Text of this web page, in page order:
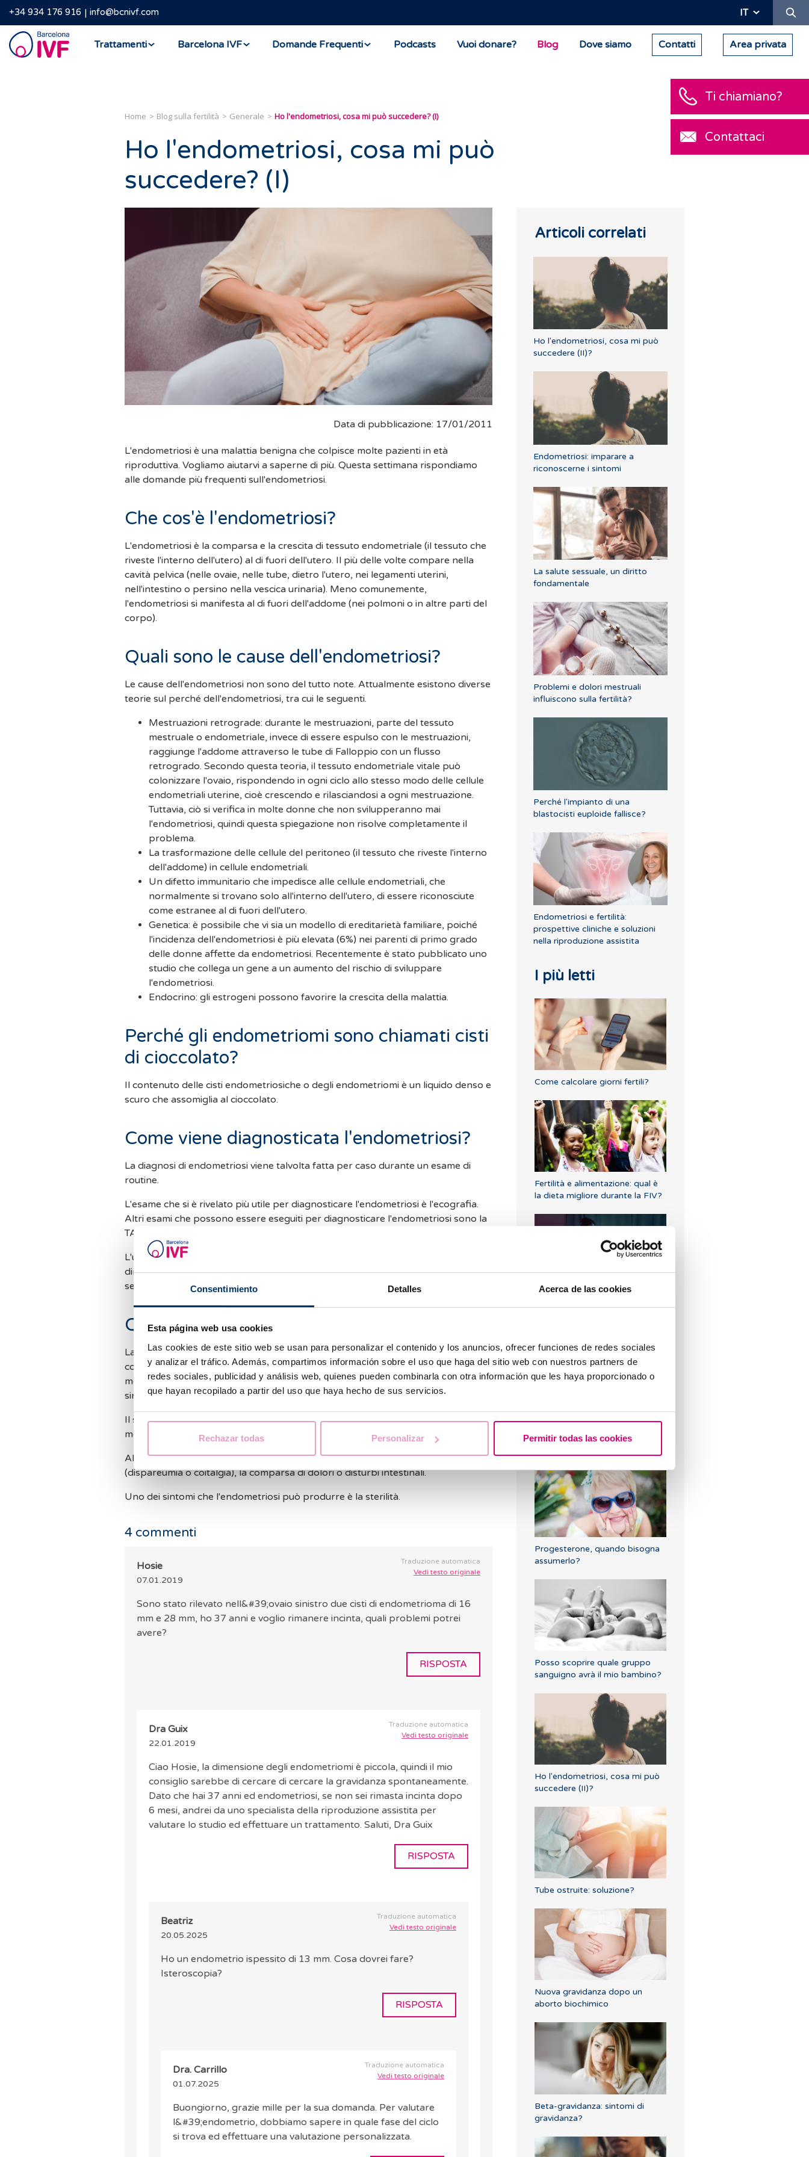
Consentimiento Detalles Acerca de las cookies
Esta página web usa cookies
Las cookies de este sitio web se usan para personalizar el contenido y los anuncios, ofrecer funciones de redes sociales
y analizar el tráfico. Además, compartimos información sobre el uso que haga del sitio web con nuestros partners de
redes sociales, publicidad y análisis web, quienes pueden combinarla con otra información que les haya proporcionado o
que hayan recopilado a partir del uso que haya hecho de sus servicios.
Rechazar todas Personalizar Permitir todas las cookies
+34 934 176 916 info@bcnivf.com IT
Barcelona
IVF
Trattamenti Barcelona IVF Domande Frequenti Podcasts Vuoi donare? Blog Dove siamo Contatti Area privata
Home Blog sulla fertilità Generale Ho l'endometriosi, cosa mi può succedere? (I)
Ho l'endometriosi, cosa mi può
succedere? (I)
Data di pubblicazione: 17/01/2011
L'endometriosi è una malattia benigna che colpisce molte pazienti in età
riproduttiva. Vogliamo aiutarvi a saperne di più. Questa settimana rispondiamo
alle domande più frequenti sull'endometriosi.
Che cos'è l'endometriosi?
L'endometriosi è la comparsa e la crescita di tessuto endometriale (il tessuto che
riveste l'interno dell'utero) al di fuori dell'utero. Il più delle volte compare nella
cavità pelvica (nelle ovaie, nelle tube, dietro l'utero, nei legamenti uterini,
nell'intestino o persino nella vescica urinaria). Meno comunemente,
l'endometriosi si manifesta al di fuori dell'addome (nei polmoni o in altre parti del
corpo).
Quali sono le cause dell'endometriosi?
Le cause dell'endometriosi non sono del tutto note. Attualmente esistono diverse
teorie sul perché dell'endometriosi, tra cui le seguenti.
Mestruazioni retrograde: durante le mestruazioni, parte del tessuto
mestruale o endometriale, invece di essere espulso con le mestruazioni,
raggiunge l'addome attraverso le tube di Falloppio con un flusso
retrogrado. Secondo questa teoria, il tessuto endometriale vitale può
colonizzare l'ovaio, rispondendo in ogni ciclo allo stesso modo delle cellule
endometriali uterine, cioè crescendo e rilasciandosi a ogni mestruazione.
Tuttavia, ciò si verifica in molte donne che non svilupperanno mai
l'endometriosi, quindi questa spiegazione non risolve completamente il
problema.
La trasformazione delle cellule del peritoneo (il tessuto che riveste l'interno
dell'addome) in cellule endometriali.
Un difetto immunitario che impedisce alle cellule endometriali, che
normalmente si trovano solo all'interno dell'utero, di essere riconosciute
come estranee al di fuori dell'utero.
Genetica: è possibile che vi sia un modello di ereditarietà familiare, poiché
l'incidenza dell'endometriosi è più elevata (6%) nei parenti di primo grado
delle donne affette da endometriosi. Recentemente è stato pubblicato uno
studio che collega un gene a un aumento del rischio di sviluppare
l'endometriosi.
Endocrino: gli estrogeni possono favorire la crescita della malattia.
Perché gli endometriomi sono chiamati cisti
di cioccolato?
Il contenuto delle cisti endometriosiche o degli endometriomi è un liquido denso e
scuro che assomiglia al cioccolato.
Come viene diagnosticata l'endometriosi?
La diagnosi di endometriosi viene talvolta fatta per caso durante un esame di
routine.
L'esame che si è rivelato più utile per diagnosticare l'endometriosi è l'ecografia.
Altri esami che possono essere eseguiti per diagnosticare l'endometriosi sono la
TAC o la risonanza magnetica.
L'unico esame in grado di fornire una diagnosi definitiva è la visualizzazione
diretta e lo studio istologico dell'area. Tuttavia, questo esame non viene utilizzato
se l'endometriosi è lieve o se gli endometriomi sono di piccole dimensioni.
Quali sintomi produce l'endometriosi?
La comparsa dei sintomi dell'endometriosi è molto variabile: a volte le pazienti
con endometriomi di grandi dimensioni non presentano quasi alcun sintomo,
mentre in altri casi gli impianti di piccole dimensioni possono causare molti
sintomi ed essere molto invalidanti.
Il sintomo più comune è il dolore, che di solito si intensifica durante il periodo
mestruale (dismenorrea).
Altri sintomi sono i disturbi mestruali, il dolore durante i rapporti sessuali
(dispareumia o coitalgia), la comparsa di dolori o disturbi intestinali.
Uno dei sintomi che l'endometriosi può produrre è la sterilità.
4 commenti
Traduzione automatica
Vedi testo originale
Hosie
07.01.2019
Sono stato rilevato nell&#39;ovaio sinistro due cisti di endometrioma di 16
mm e 28 mm, ho 37 anni e voglio rimanere incinta, quali problemi potrei
avere?
RISPOSTA
Traduzione automatica
Vedi testo originale
Dra Guix
22.01.2019
Ciao Hosie, la dimensione degli endometriomi è piccola, quindi il mio
consiglio sarebbe di cercare di cercare la gravidanza spontaneamente.
Dato che hai 37 anni ed endometriosi, se non sei rimasta incinta dopo
6 mesi, andrei da uno specialista della riproduzione assistita per
valutare lo studio ed effettuare un trattamento. Saluti, Dra Guix
RISPOSTA
Traduzione automatica
Vedi testo originale
Beatriz
20.05.2025
Ho un endometrio ispessito di 13 mm. Cosa dovrei fare?
Isteroscopia?
RISPOSTA
Traduzione automatica
Vedi testo originale
Dra. Carrillo
01.07.2025
Buongiorno, grazie mille per la sua domanda. Per valutare
l&#39;endometrio, dobbiamo sapere in quale fase del ciclo
si trova ed effettuare una valutazione personalizzata.
Articoli correlati
Ho l'endometriosi, cosa mi può
succedere (II)?
Endometriosi: imparare a
riconoscerne i sintomi
La salute sessuale, un diritto
fondamentale
Problemi e dolori mestruali
influiscono sulla fertilità?
Perché l'impianto di una
blastocisti euploide fallisce?
Endometriosi e fertilità:
prospettive cliniche e soluzioni
nella riproduzione assistita
I più letti
Come calcolare giorni fertili?
Fertilità e alimentazione: qual è
la dieta migliore durante la FIV?
spontaneo
Letrozolo, la migliore alternativa
per indurre l'ovulazione nelle
donne con sindrome dell'ovaio
Progesterone, quando bisogna
assumerlo?
Posso scoprire quale gruppo
sanguigno avrà il mio bambino?
Ho l'endometriosi, cosa mi può
succedere (II)?
Tube ostruite: soluzione?
Nuova gravidanza dopo un
aborto biochimico
Beta-gravidanza: sintomi di
gravidanza?
Ti chiamiano?
Contattaci